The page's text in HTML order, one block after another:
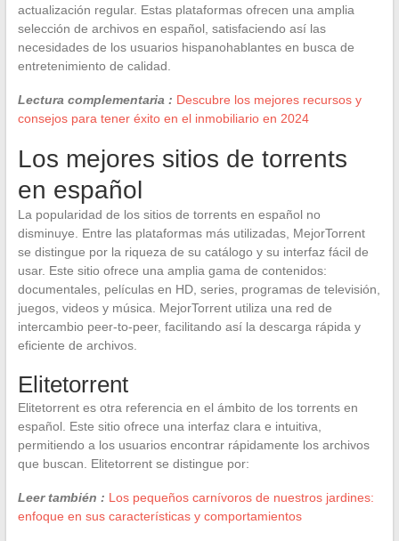
actualización regular. Estas plataformas ofrecen una amplia
selección de archivos en español, satisfaciendo así las
necesidades de los usuarios hispanohablantes en busca de
entretenimiento de calidad.
Lectura complementaria : Descubre los mejores recursos y
consejos para tener éxito en el inmobiliario en 2024
Los mejores sitios de torrents
en español
La popularidad de los sitios de torrents en español no
disminuye. Entre las plataformas más utilizadas, MejorTorrent
se distingue por la riqueza de su catálogo y su interfaz fácil de
usar. Este sitio ofrece una amplia gama de contenidos:
documentales, películas en HD, series, programas de televisión,
juegos, videos y música. MejorTorrent utiliza una red de
intercambio peer-to-peer, facilitando así la descarga rápida y
eficiente de archivos.
Elitetorrent
Elitetorrent es otra referencia en el ámbito de los torrents en
español. Este sitio ofrece una interfaz clara e intuitiva,
permitiendo a los usuarios encontrar rápidamente los archivos
que buscan. Elitetorrent se distingue por:
Leer también : Los pequeños carnívoros de nuestros jardines:
enfoque en sus características y comportamientos